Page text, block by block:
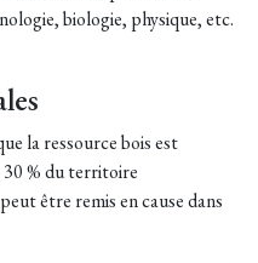
biologie, physique, etc.
la ressource bois est
30 % du territoire
être remis en cause dans